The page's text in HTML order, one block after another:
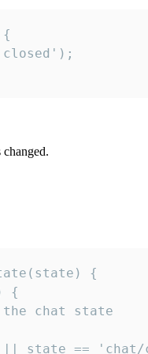
{
{
{
chat state
state == 'chat/